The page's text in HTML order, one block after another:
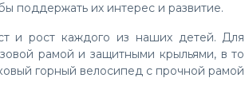
поддержать их интерес и развитие.
и рост каждого из наших детей. Для
рамой и защитными крыльями, в то
горный велосипед с прочной рамой